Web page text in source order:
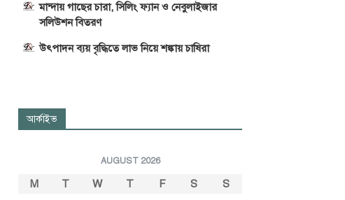
মান্দায় গাছের চারা, সিলিং ফ্যান ও নেবুলাইজার
সলিউশন বিতরণ
উৎপাদন ব্যয় বৃদ্ধিতে লাভ নিয়ে শঙ্কায় চাষিরা
আর্কাইভ
AUGUST 2026
M T W T F S
S